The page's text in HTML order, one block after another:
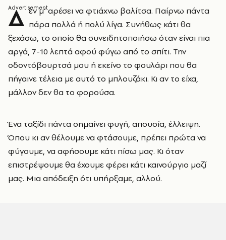
Δ εν μ’ αρέσει να φτιάχνω βαλίτσα. Παίρνω πάντα
πάρα πολλά ή πολύ λίγα. Συνήθως κάτι θα
ξεχάσω, το οποίο θα συνειδητοποιήσω όταν είναι πια
αργά, 7-10 λεπτά αφού φύγω από το σπίτι. Την
οδοντόβουρτσά μου ή εκείνο το φουλάρι που θα
πήγαινε τέλεια με αυτό το μπλουζάκι. Κι αν το είχα,
μάλλον δεν θα το φορούσα.
Ένα ταξίδι πάντα σημαίνει φυγή, απουσία, έλλειψη.
Όπου κι αν θέλουμε να φτάσουμε, πρέπει πρώτα να
φύγουμε, να αφήσουμε κάτι πίσω μας. Κι όταν
επιστρέψουμε θα έχουμε φέρει κάτι καινούργιο μαζί
μας. Μια απόδειξη ότι υπήρξαμε, αλλού.